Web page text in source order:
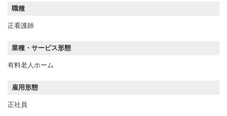
職種
正看護師
業種・サービス形態
有料老人ホーム
雇用形態
正社員